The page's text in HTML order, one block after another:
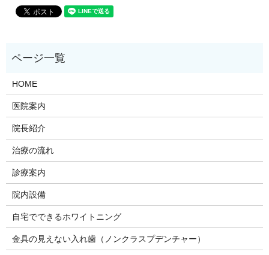
HOME
医院案内
院長紹介
治療の流れ
診療案内
院内設備
自宅でできるホワイトニング
金具の見えない入れ歯（ノンクラスプデンチャー）